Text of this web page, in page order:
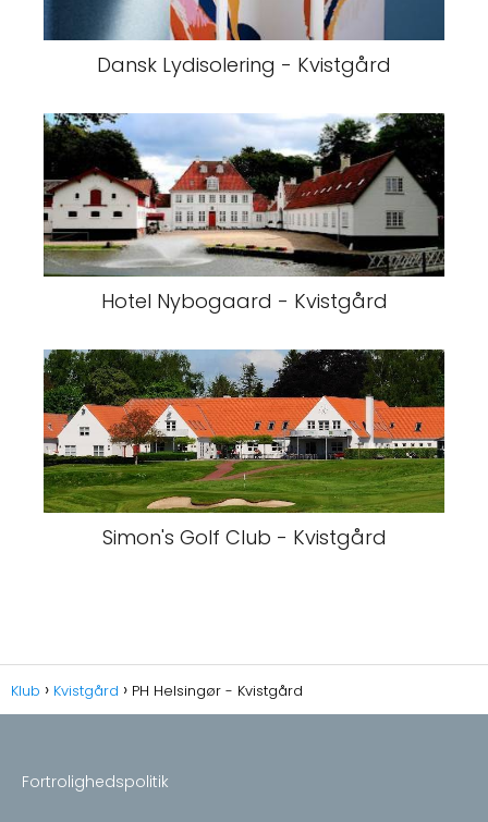
Dansk Lydisolering - Kvistgård
Hotel Nybogaard - Kvistgård
Simon's Golf Club - Kvistgård
Klub Kvistgård PH Helsingør - Kvistgård
Fortrolighedspolitik